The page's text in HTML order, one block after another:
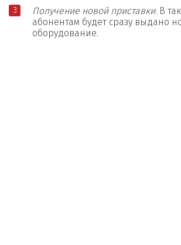
Получение новой приставки. В
абонентам будет сразу выдано
оборудование.